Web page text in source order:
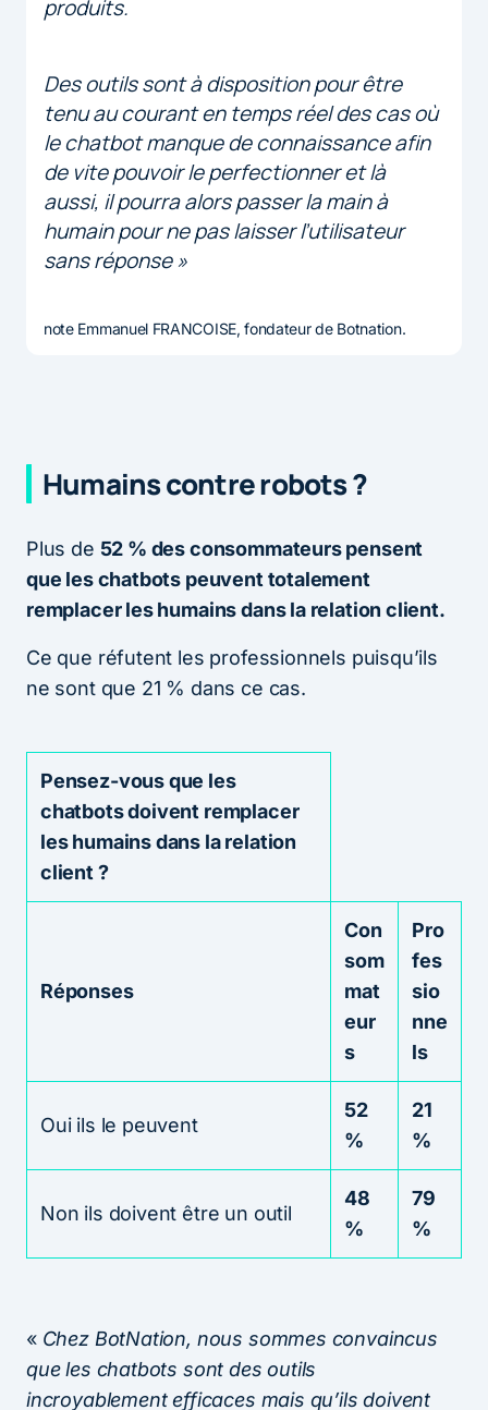
produits.
Des outils sont à disposition pour être
tenu au courant en temps réel des cas où
le chatbot manque de connaissance afin
de vite pouvoir le perfectionner et là
aussi, il pourra alors passer la main à
humain pour ne pas laisser l’utilisateur
sans réponse »
note Emmanuel FRANCOISE, fondateur de Botnation.
Humains contre robots ?
Plus de 52 % des consommateurs pensent
que les chatbots peuvent totalement
remplacer les humains dans la relation client.
Ce que réfutent les professionnels puisqu’ils
ne sont que 21 % dans ce cas.
Pensez-vous que les
chatbots doivent remplacer
les humains dans la relation
client ?
Réponses
Con
som
mat
eur
s
Pro
fes
sio
nne
ls
Oui ils le peuvent
52
%
21
%
Non ils doivent être un outil
48
%
79
%
« Chez BotNation, nous sommes convaincus
que les chatbots sont des outils
incroyablement efficaces mais qu’ils doivent